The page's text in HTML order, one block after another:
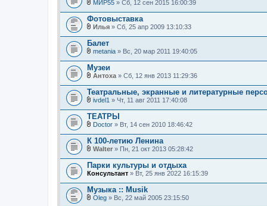
и
л
о
ж
е
н
и
МИР55 » Сб, 12 сен 2015 16:00:39
Фотовыставка
л
о
ж
е
н
и
Илья » Сб, 25 апр 2009 13:10:33
Балет
л
о
ж
е
н
и
metania » Вс, 20 мар 2011 19:40:05
Музеи
л
о
ж
е
н
и
Антоха » Сб, 12 янв 2013 11:29:36
Театральные, экранные и литературные
л
о
ж
е
н
и
ivdel1 » Чт, 11 авг 2011 17:40:08
ТЕАТРЫ
л
о
ж
е
н
и
Doctor » Вт, 14 сен 2010 18:46:42
К 100-летию Ленина
л
о
ж
е
н
и
Walter » Пн, 21 окт 2013 05:28:42
Парки культуры и отдыха
Консультант » Вт, 25 янв 2022 16:15:39
Музыка :: Musik
Oleg » Вс, 22 май 2005 23:15:50